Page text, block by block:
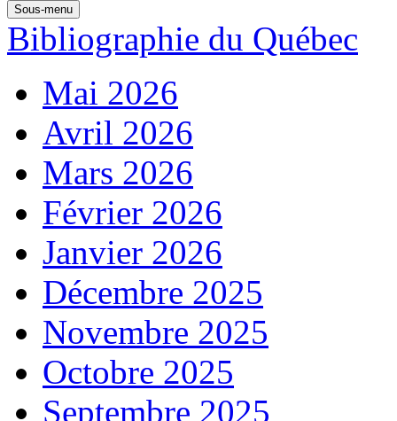
Sous-menu
Bibliographie du Québec
Mai 2026
Avril 2026
Mars 2026
Février 2026
Janvier 2026
Décembre 2025
Novembre 2025
Octobre 2025
Septembre 2025